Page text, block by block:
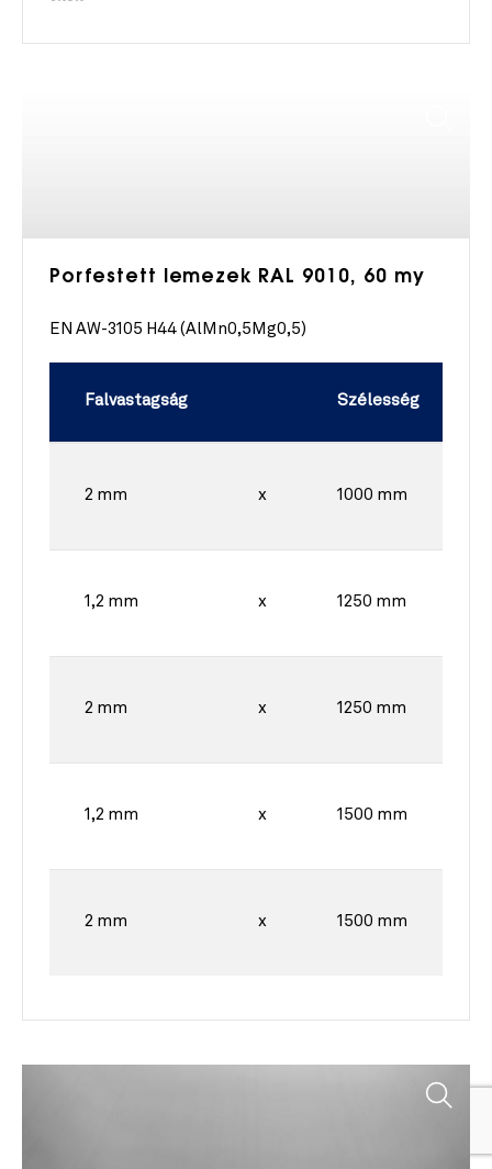
Porfestett lemezek RAL 9010, 60 my
EN AW-3105 H44 (AlMn0,5Mg0,5)
Falvastagság Szélesség
2 mm x 1000 mm
1,2 mm x 1250 mm
2 mm x 1250 mm
1,2 mm x 1500 mm
2 mm x 1500 mm